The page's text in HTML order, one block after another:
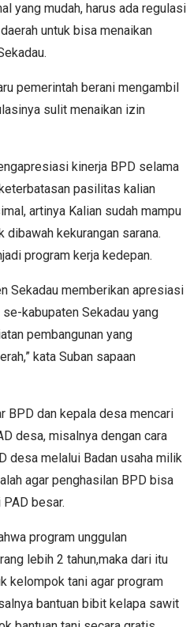
yang mudah, harus ada regulasi
untuk bisa menaikan
pemerintah berani mengambil
sulit menaikan izin
kinerja BPD selama
pasilitas kalian
artinya Kalian sudah mampu
dibawah kekurangan sarana.
program kerja kedepan.
Sekadau memberikan apresiasi
kabupaten Sekadau yang
pembangunan yang
kata Suban sapaan
BPD dan kepala desa mencari
desa, misalnya dengan cara
desa melalui Badan usaha milik
agar penghasilan BPD bisa
besar.
program unggulan
lebih 2 tahun,maka dari itu
kelompok tani agar program
bantuan bibit kelapa sawit